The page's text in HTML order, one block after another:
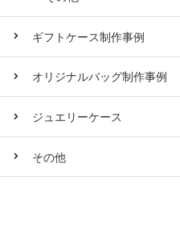
ギフトケース制作事例
オリジナルバッグ制作事例
ジュエリーケース
その他